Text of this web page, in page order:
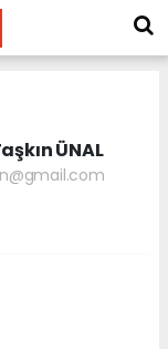
ÜNAL